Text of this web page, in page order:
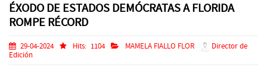
ÉXODO DE ESTADOS DEMÓCRATAS A FLORIDA
ROMPE RÉCORD
29-04-2024 Hits: 1104 MAMELA FIALLO FLOR
Director de
Edición